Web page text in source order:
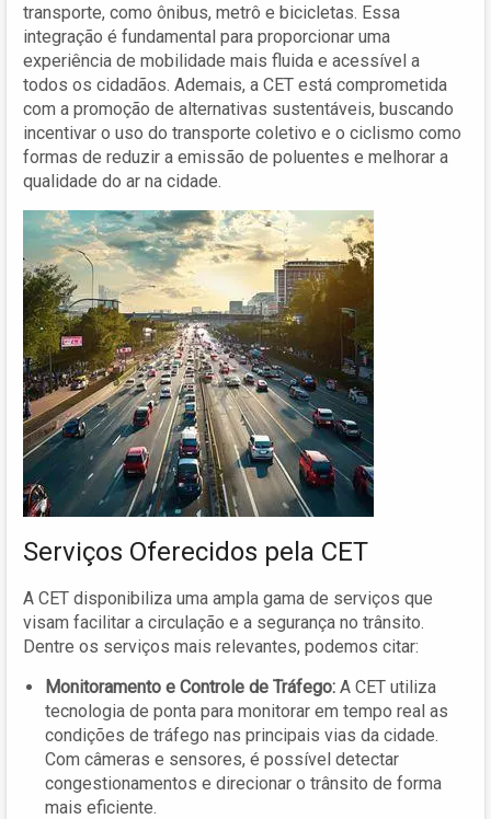
transporte, como ônibus, metrô e bicicletas. Essa
integração é fundamental para proporcionar uma
experiência de mobilidade mais fluida e acessível a
todos os cidadãos. Ademais, a CET está comprometida
com a promoção de alternativas sustentáveis, buscando
incentivar o uso do transporte coletivo e o ciclismo como
formas de reduzir a emissão de poluentes e melhorar a
qualidade do ar na cidade.
Serviços Oferecidos pela CET
A CET disponibiliza uma ampla gama de serviços que
visam facilitar a circulação e a segurança no trânsito.
Dentre os serviços mais relevantes, podemos citar:
Monitoramento e Controle de Tráfego: A CET utiliza
tecnologia de ponta para monitorar em tempo real as
condições de tráfego nas principais vias da cidade.
Com câmeras e sensores, é possível detectar
congestionamentos e direcionar o trânsito de forma
mais eficiente.